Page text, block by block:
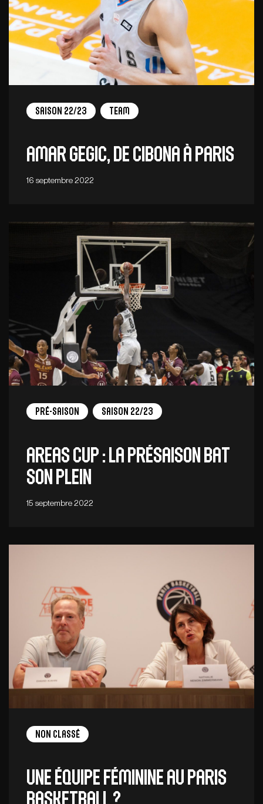
Saison 22/23 Team
Amar Gegic, de Cibona à Paris
16 septembre 2022
Pré-saison Saison 22/23
Areas Cup : la présaison bat
son plein
15 septembre 2022
Non Classé
Une équipe féminine au Paris
Basketball ?